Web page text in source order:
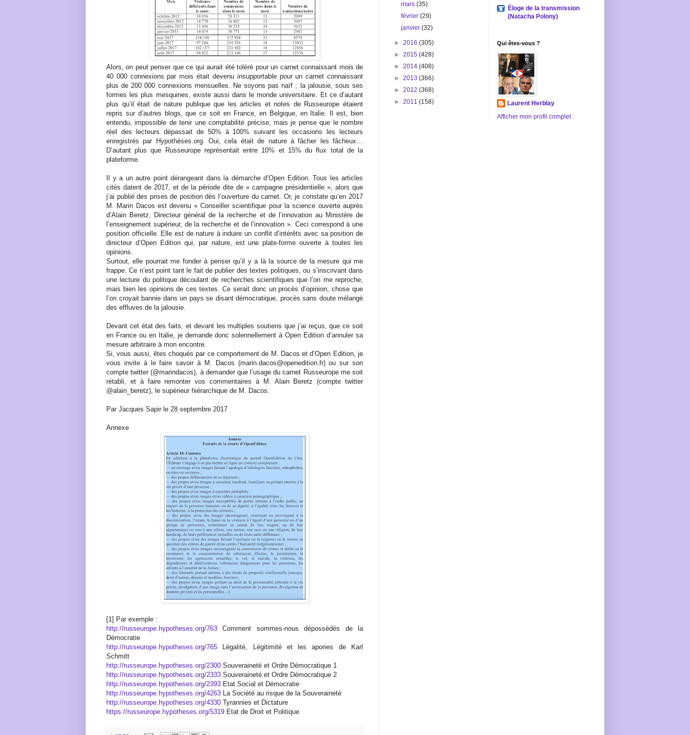
Alors, on peut penser que ce qui aurait été toléré pour un carnet connaissant mois de
40 000 connexions par mois était devenu insupportable pour un carnet connaissant
plus de 200 000 connexions mensuelles. Ne soyons pas naïf ; la jalousie, sous ses
formes les plus mesquines, existe aussi dans le monde universitaire. Et ce d’autant
plus qu’il était de nature publique que les articles et notes de Russeurope étaient
repris sur d’autres blogs, que ce soit en France, en Belgique, en Italie. Il est, bien
entendu, impossible de tenir une comptabilité précise, mais je pense que le nombre
réel des lecteurs dépassait de 50% à 100% suivant les occasions les lecteurs
enregistrés par Hypothèses.org. Oui, cela était de nature à fâcher les fâcheux…
D’autant plus que Russeurope représentait entre 10% et 15% du flux total de la
plateforme.
Il y a un autre point dérangeant dans la démarche d’Open Edition. Tous les articles
cités datent de 2017, et de la période dite de « campagne présidentielle », alors que
j’ai publié des prises de position dès l’ouverture du carnet. Or, je constate qu’en 2017
M. Marin Dacos est devenu « Conseiller scientifique pour la science ouverte auprès
d’Alain Beretz, Directeur général de la recherche et de l’innovation au Ministère de
l’enseignement supérieur, de la recherche et de l’innovation ». Ceci correspond à une
position officielle. Elle est de nature à induire un conflit d’intérêts avec sa position de
directeur d’Open Edition qui, par nature, est une plate-forme ouverte à toutes les
opinions.
Surtout, elle pourrait me fonder à penser qu’il y a là la source de la mesure qui me
frappe. Ce n’est point tant le fait de publier des textes politiques, ou s’inscrivant dans
une lecture du politique découlant de recherches scientifiques que l’on me reproche,
mais bien les opinions de ces textes. Ce serait donc un procès d’opinion, chose que
l’on croyait bannie dans un pays se disant démocratique, procès sans doute mélangé
des effluves de la jalousie.
Devant cet état des faits, et devant les multiples soutiens que j’ai reçus, que ce soit
en France ou en Italie, je demande donc solennellement à Open Edition d’annuler sa
mesure arbitraire à mon encontre.
Si, vous aussi, êtes choqués par ce comportement de M. Dacos et d’Open Edition, je
vous invite à le faire savoir à M. Dacos (marin.dacos@openedition.fr) ou sur son
compte twitter (@marindacos), à demander que l’usage du carnet Russeurope me soit
rétabli, et à faire remonter vos commentaires à M. Alain Beretz (compte twitter
@alain_beretz), le supérieur hiérarchique de M. Dacos.
Par Jacques Sapir le 28 septembre 2017
Annexe
[1] Par exemple :
http://russeurope.hypotheses.org/763 Comment sommes-nous dépossédés de la
Démocratie
http://russeurope.hypotheses.org/765 Légalité, Légitimité et les apories de Karl
Schmitt
http://russeurope.hypotheses.org/2300 Souveraineté et Ordre Démocratique 1
http://russeurope.hypotheses.org/2333 Souveraineté et Ordre Démocratique 2
http://russeurope.hypotheses.org/2393 Etat Social et Démocratie
http://russeurope.hypotheses.org/4263 La Société au risque de la Souveraineté
http://russeurope.hypotheses.org/4330 Tyrannies et Dictature
https://russeurope.hypotheses.org/5319 Etat de Droit et Politique
mars(35)
février(29)
janvier(32)
► 2016 (305)
► 2015 (428)
► 2014 (408)
► 2013 (366)
► 2012 (368)
► 2011 (158)
Éloge de la transmission
(Natacha Polony)
Qui êtes-vous ?
Laurent Herblay
Afficher mon profil complet